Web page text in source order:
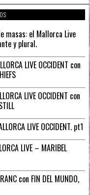
masas: el Mallorca Live
y plural.
LIVE OCCIDENT con
LIVE OCCIDENT con
LIVE OCCIDENT. pt1
LIVE – MARIBEL
con FIN DEL MUNDO,